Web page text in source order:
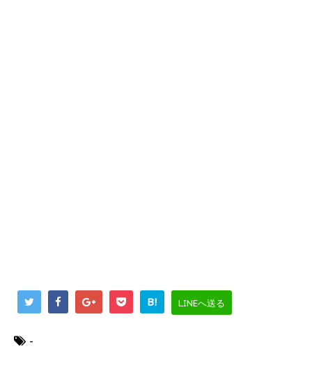
B! LINEへ送る
-